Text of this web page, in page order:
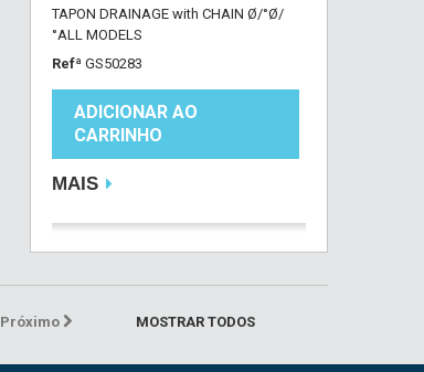
TAPON DRAINAGE with CHAIN Ø/°Ø/
°ALL MODELS
Refª GS50283
ADICIONAR AO
CARRINHO
MAIS
MOSTRAR TODOS
Próximo